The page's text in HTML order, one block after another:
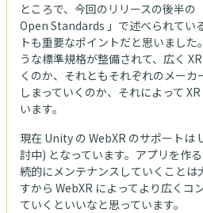
ところで、今回のリリースの後半
Open Standards 」で述べられてい
トも重要なポイントだと思いました。
うな標準規格が整備されて、広く
くのか、それともそれぞれのメー
しまっていくのか、それによって
います。
現在 Unity の WebXR のサポート
討中) となっています。アプリを作
続的にメンテナンスしていくことは
すから WebXR によってより広くコ
ていくといいなと思っています。